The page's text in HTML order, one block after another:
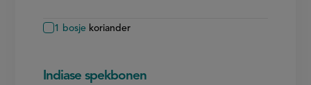
1 bosje koriander
Indiase spekbonen